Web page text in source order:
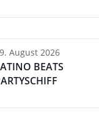
August 2026
BEATS